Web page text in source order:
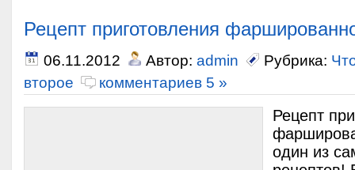
Рецепт приготовления
06.11.2012 Автор: admin Рубрика:
второе
комментариев 5 »
Рецепт
один из